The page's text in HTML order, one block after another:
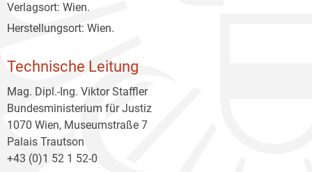
Verlagsort: Wien.
Herstellungsort: Wien.
Technische Leitung
Mag. Dipl.-Ing. Viktor Staffler
Bundesministerium für Justiz
1070 Wien, Museumstraße 7
Palais Trautson
+43 (0)1 52 1 52-0